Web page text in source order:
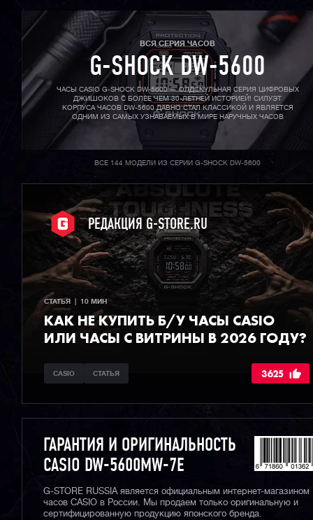
ВСЯ СЕРИЯ ЧАСОВ
G-SHOCK DW-5600
ЧАСЫ CASIO G-SHOCK DW-5600 — ОЛДСКУЛЬНАЯ СЕРИЯ ЦИФРОВЫХ
ДЖИШОКОВ С БОЛЕЕ ЧЕМ 30-ЛЕТНЕЙ ИСТОРИЕЙ! СИЛУЭТ
КОРПУСА ЧАСОВ DW-5600 ДАВНО СТАЛ КЛАССИКОЙ И ЯВЛЯЕТСЯ
ОДНИМ ИЗ САМЫХ УЗНАВАЕМЫХ В МИРЕ НАРУЧНЫХ ЧАСОВ
ВСЕ 144 МОДЕЛИ ИЗ СЕРИИ G-SHOCK DW-5600
РЕДАКЦИЯ G-STORE.RU
СТАТЬЯ  |  10 МИН
КАК НЕ КУПИТЬ Б/У ЧАСЫ CASIO
ИЛИ ЧАСЫ С ВИТРИНЫ В 2026 ГОДУ?
CASIO СТАТЬЯ 3625
ГАРАНТИЯ И ОРИГИНАЛЬНОСТЬ
CASIO DW-5600MW-7E
G-STORE RUSSIA является официальным интернет-магазином
часов CASIO в России. Мы продаем только оригинальную и
сертифицированную продукцию японского бренда.